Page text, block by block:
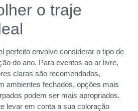
o traje
perfeito envolve considerar o tipo de
do ano. Para eventos ao ar livre,
claras são recomendados,
ambientes fechados, opções mais
podem ser mais apropriados.
levar em conta a sua coloração